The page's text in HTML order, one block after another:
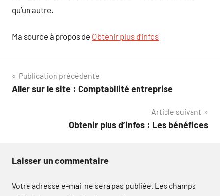
qu’un autre.
Ma source à propos de Obtenir plus d’infos
Navigation
de
Publication précédente
Aller sur le site : Comptabilité entreprise
Article suivant
Obtenir plus d’infos : Les bénéfices
Laisser un commentaire
Votre adresse e-mail ne sera pas publiée. Les champs